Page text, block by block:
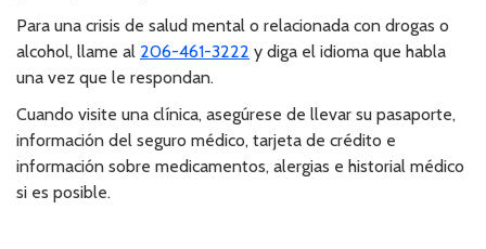
Para una crisis de salud mental o relacionada con drogas o
alcohol, llame al 206-461-3222 y diga el idioma que habla
una vez que le respondan.
Cuando visite una clínica, asegúrese de llevar su pasaporte,
información del seguro médico, tarjeta de crédito e
información sobre medicamentos, alergias e historial médico
si es posible.